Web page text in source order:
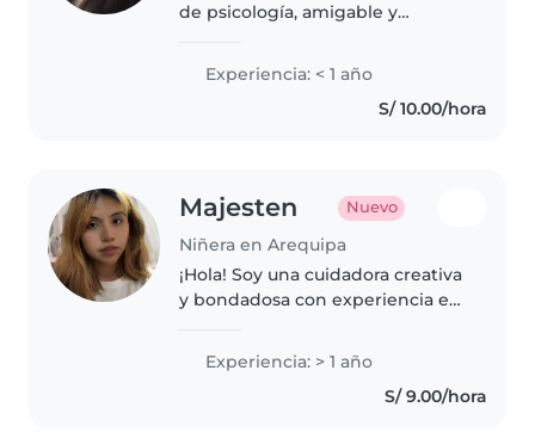
de psicología, amigable y
con niños. Aunque soy nueva en
el cuidado infantil, tengo
muchas habilidades para
Experiencia: < 1 año
S/ 10.00/hora
Majesten Nuevo
Niñera en Arequipa
¡Hola! Soy una cuidadora creativa
y bondadosa con experiencia en
encanta leer, dibujar y ayudar
con las tareas. Soy flexible y me
adapto a tus necesidades...
Experiencia: > 1 año
S/ 9.00/hora